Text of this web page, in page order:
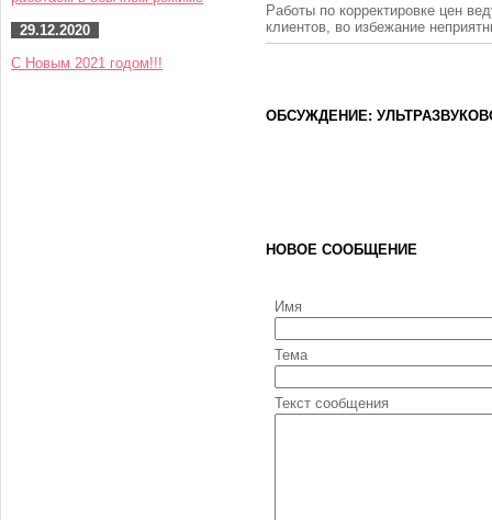
Работы по корректировке цен
клиентов, во избежание
ОБСУЖДЕНИЕ:
НОВОЕ СООБЩЕНИЕ
Имя
Тема
Текст сообщения
29.12.2020
С Новым 2021 годом!!!